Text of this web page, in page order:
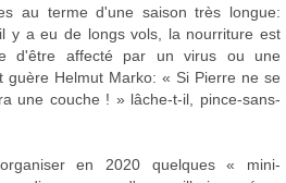
au terme d'une saison très longue:
y a eu de longs vols, la nourriture est
d'être affecté par un virus ou une
guère Helmut Marko: « Si Pierre ne se
une couche ! » lâche-t-il, pince-sans-
en 2020 quelques « mini-